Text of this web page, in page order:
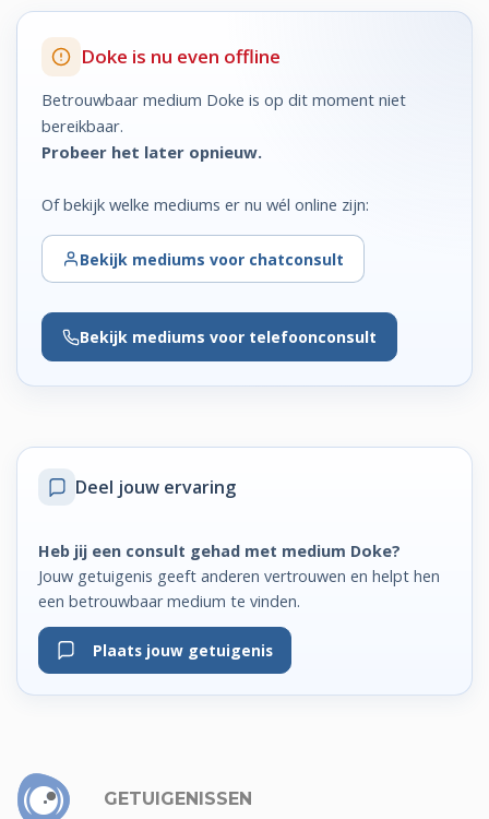
Doke is nu even offline
Betrouwbaar medium Doke is op dit moment niet
bereikbaar.
Probeer het later opnieuw.
Of bekijk welke mediums er nu wél online zijn:
Bekijk mediums voor chatconsult
Bekijk mediums voor telefoonconsult
Deel jouw ervaring
Heb jij een consult gehad met medium Doke?
Jouw getuigenis geeft anderen vertrouwen en helpt hen
een betrouwbaar medium te vinden.
Plaats jouw getuigenis
GETUIGENISSEN